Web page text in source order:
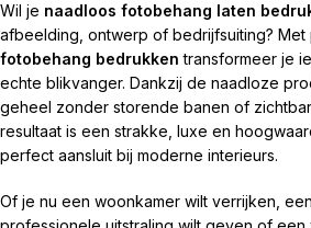
Wil je naadloos fotobehang laten
afbeelding, ontwerp of bedrijfsuiting? Met
fotobehang bedrukken transformeer je
echte blikvanger. Dankzij de naadloze
geheel zonder storende banen of
resultaat is een strakke, luxe en
perfect aansluit bij moderne interieurs.
Of je nu een woonkamer wilt verrijken,